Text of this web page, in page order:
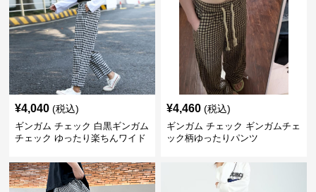
¥4,040 (税込)
ギンガム チェック 白黒ギンガム
チェック ゆったり楽ちんワイド
¥4,460 (税込)
ギンガム チェック ギンガムチェ
ック柄ゆったりパンツ